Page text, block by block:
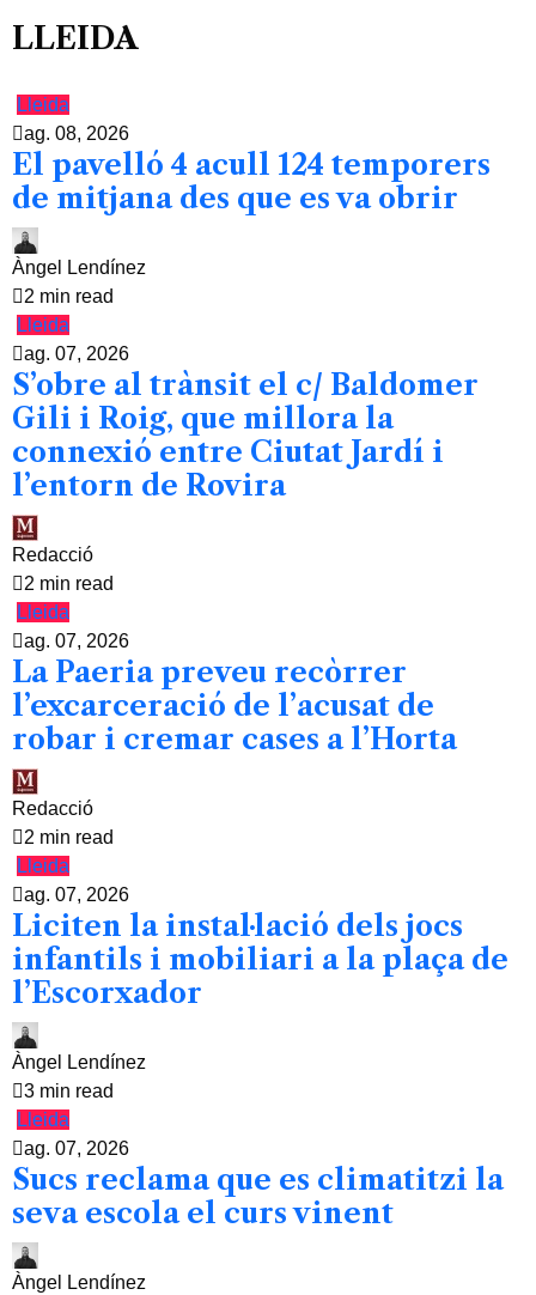
LLEIDA
Lleida
ag. 08, 2026
El pavelló 4 acull 124 temporers
de mitjana des que es va obrir
Àngel Lendínez
2 min read
Lleida
ag. 07, 2026
S’obre al trànsit el c/ Baldomer
Gili i Roig, que millora la
connexió entre Ciutat Jardí i
l’entorn de Rovira
Redacció
2 min read
Lleida
ag. 07, 2026
La Paeria preveu recòrrer
l’excarceració de l’acusat de
robar i cremar cases a l’Horta
Redacció
2 min read
Lleida
ag. 07, 2026
Liciten la instal·lació dels jocs
infantils i mobiliari a la plaça de
l’Escorxador
Àngel Lendínez
3 min read
Lleida
ag. 07, 2026
Sucs reclama que es climatitzi la
seva escola el curs vinent
Àngel Lendínez